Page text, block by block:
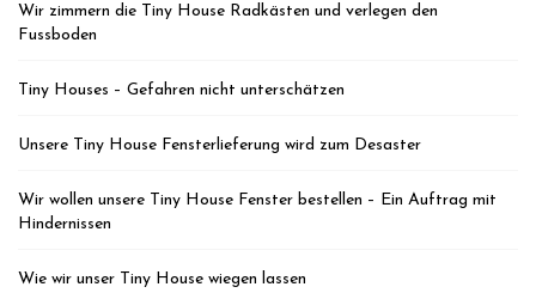
Wir zimmern die Tiny House Radkästen und verlegen den
Fussboden
Tiny Houses – Gefahren nicht unterschätzen
Unsere Tiny House Fensterlieferung wird zum Desaster
Wir wollen unsere Tiny House Fenster bestellen – Ein Auftrag mit
Hindernissen
Wie wir unser Tiny House wiegen lassen